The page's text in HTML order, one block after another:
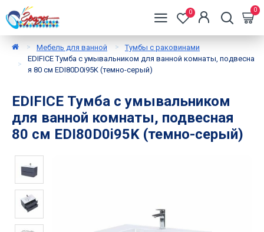
0 0
Мебель для ванной
Тумбы с раковинами
EDIFICE Тумба с умывальником для ванной комнаты, подвесна
я 80 см EDI80D0i95K (темно-серый)
EDIFICE Тумба с умывальником
для ванной комнаты, подвесная
80 см EDI80D0i95K (темно-серый)